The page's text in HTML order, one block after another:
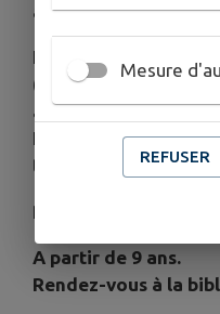
après‑midi ! ⚔️
Les participants
(salles, couloirs,
à sa défense en
Nous simulerons
testerons vos choix
Prêts à relever le défi
A partir de 9 ans.
Rendez-vous à la
Mesure
REFUSER